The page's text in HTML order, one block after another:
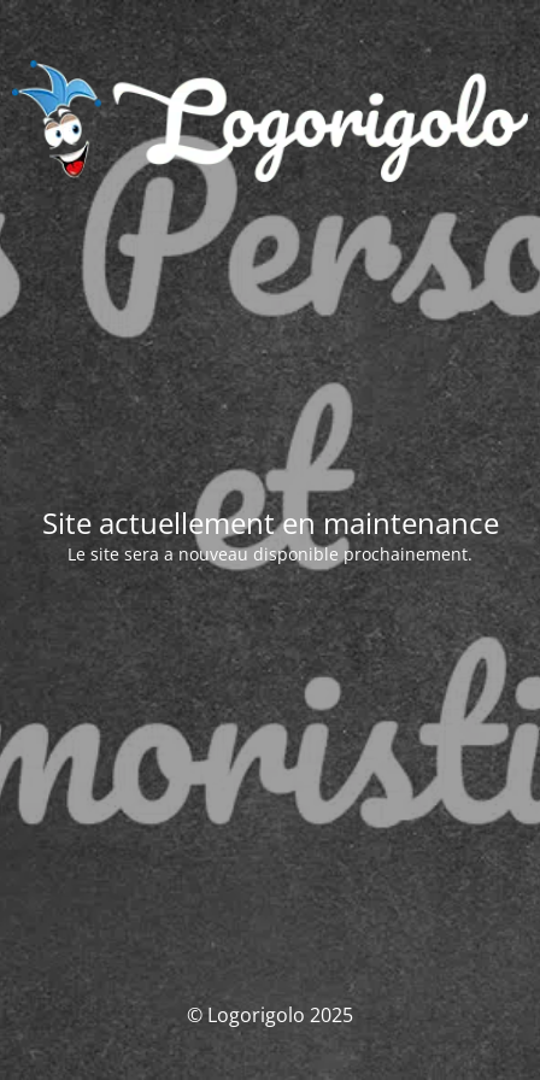
Site actuellement en maintenance
Le site sera a nouveau disponible prochainement.
© Logorigolo 2025